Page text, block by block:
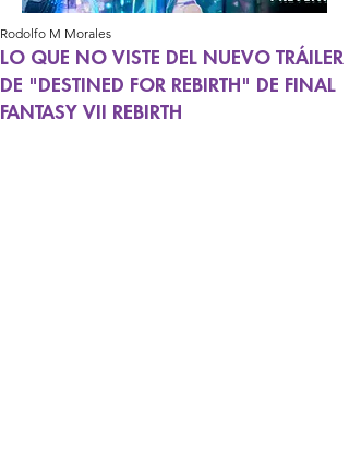
LO QUE NO VISTE DEL NUEVO TRÁILER
DE "DESTINED FOR REBIRTH" DE FINAL
FANTASY VII REBIRTH
Rodolfo M Morales